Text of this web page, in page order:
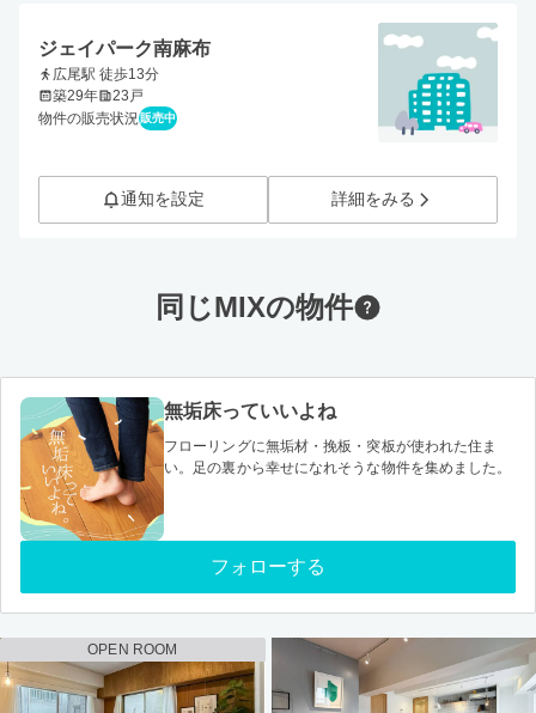
ジェイパーク南麻布
広尾駅 徒歩13分
築29年
23戸
物件の販売状況 販売中
通知を設定 詳細をみる
同じMIXの物件
無垢床っていいよね
フローリングに無垢材・挽板・突板が使われた住ま
い。足の裏から幸せになれそうな物件を集めました。
フォローする
OPEN ROOM